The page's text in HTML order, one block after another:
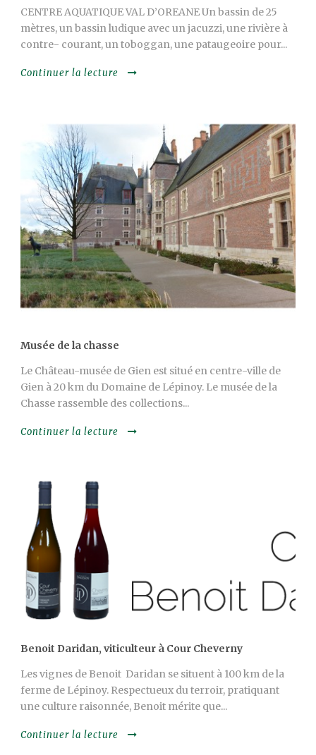
CENTRE AQUATIQUE VAL D’OREANE Un bassin de 25
mètres, un bassin ludique avec un jacuzzi, une rivière à
contre- courant, un toboggan, une pataugeoire pour...
Continuer la lecture
Musée de la chasse
Le Château-musée de Gien est situé en centre-ville de
Gien à 20 km du Domaine de Lépinoy. Le musée de la
Chasse rassemble des collections...
Continuer la lecture
Benoit Daridan, viticulteur à Cour Cheverny
Les vignes de Benoit Daridan se situent à 100 km de la
ferme de Lépinoy. Respectueux du terroir, pratiquant
une culture raisonnée, Benoit mérite que...
Continuer la lecture